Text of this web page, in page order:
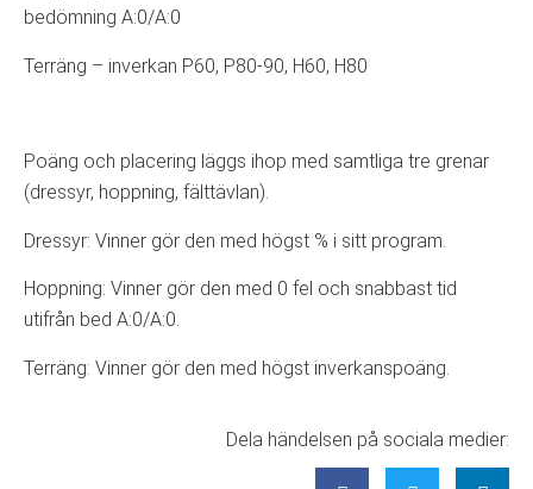
bedömning A:0/A:0
Terräng – inverkan P60, P80-90, H60, H80
Poäng och placering läggs ihop med samtliga tre grenar
(dressyr, hoppning, fälttävlan).
Dressyr: Vinner gör den med högst % i sitt program.
Hoppning: Vinner gör den med 0 fel och snabbast tid
utifrån bed A:0/A:0.
Terräng: Vinner gör den med högst inverkanspoäng.
Dela händelsen på sociala medier: